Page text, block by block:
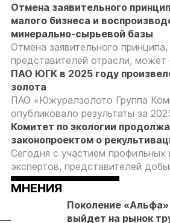
Отмена заявительного
малого бизнеса и
минерально-сырьевой базы
Отмена заявительного
представителей отрасли, может
ПАО ЮГК в 2025 году
золота
ПАО «Южуралзолото Группа
опубликовало результаты за
Комитет по экологии
законопроектом о
Сегодня с участием профильных
экспертов, представителей
МНЕНИЯ
Поколение
выйдет на рынок